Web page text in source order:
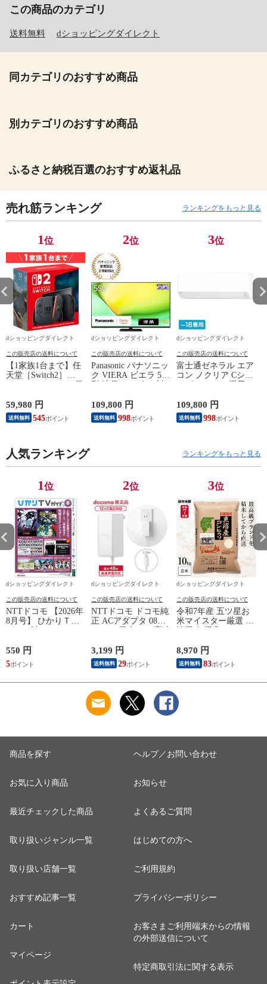
この商品のカテゴリ
送料無料 dショッピングダイレクト
同カテゴリのおすすめ商品
別カテゴリのおすすめ商品
ふるさと納税百選のおすすめ返礼品
売れ筋ランキング ランキングをもっと見る
1位
dショッピングダイレクト
この販売店の送料について
【1家族1台まで】任
天堂［Switch2］
体 BEE-S-KB6CA
59,980 円
送料無料 545
2位
dショッピングダイレクト
この販売店の送料について
Panasonic パナソニッ
ク VIERA ビエラ 55
Youtube Netflix 【配
送のみ 設置なし 軒
先渡し】 ［正規取扱
109,800 円
送料無料 998
3位
dショッピングダイレクト
この販売店の送料について
富士通ゼネラル エア
コン ノクリア Cシリ
ル【配送のみ 設置な
し 軒先渡し】 AS-
C565S2-W
109,800 円
送料無料 998
人気ランキング ランキングをもっと見る
1位
dショッピングダイレクト
この販売店の送料について
NTTドコモ 【2026年
8月号】 ひかりＴＶ
550 円
5
2位
dショッピングダイレクト
この販売店の送料について
NTTドコモ ドコモ純
正 ACアダプタ 08
iPhone Android
Nintendo Switch スイ
ッチ対応 AMD39027
3,199 円
送料無料 29
3位
dショッピングダイレクト
この販売店の送料について
令和7年産 五ツ星お
米マイスター厳選 新
まとめ買い 田中米穀
精米HACCP認定の高
品質管理 白米 精米
8,970 円
送料無料 83
商品を探す
お気に入り商品
最近チェックした商品
取り扱いジャンル一覧
取り扱い店舗一覧
おすすめ記事一覧
カート
マイページ
ヘルプ／お問い合わせ
お知らせ
よくあるご質問
はじめての方へ
ご利用規約
プライバシーポリシー
お客さまご利用端末からの情報
の外部送信について
特定商取引法に関する表示